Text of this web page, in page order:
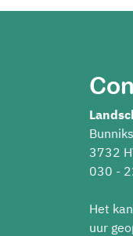
3732
030 -
Het
uur